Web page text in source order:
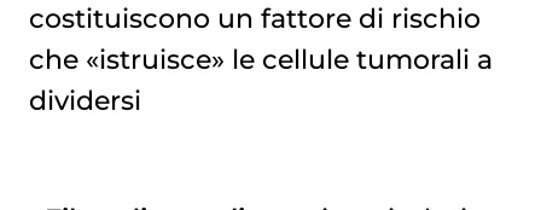
costituiscono un fattore di rischio
che «istruisce» le cellule tumorali a
dividersi